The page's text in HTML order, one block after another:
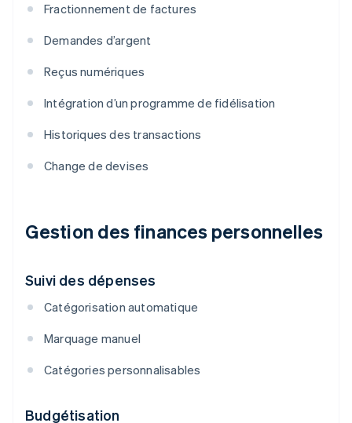
Fractionnement de factures
Demandes d’argent
Reçus numériques
Intégration d’un programme de fidélisation
Historiques des transactions
Change de devises
Gestion des finances personnelles
Suivi des dépenses
Catégorisation automatique
Marquage manuel
Catégories personnalisables
Budgétisation